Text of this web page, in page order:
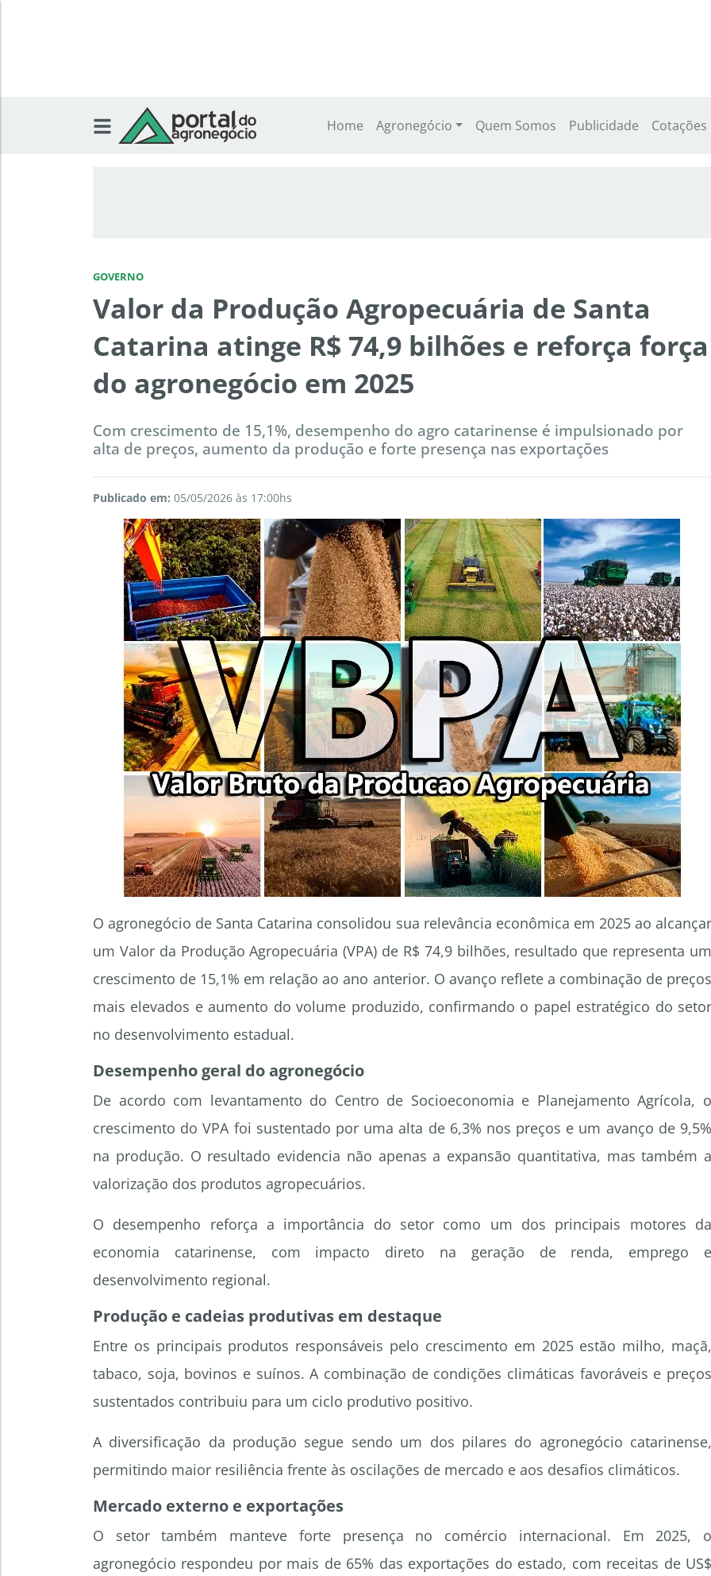
Home Agronegócio Quem Somos Publicidade Cotações
GOVERNO
Valor da Produção Agropecuária de Santa
Catarina atinge R$ 74,9 bilhões e reforça força
do agronegócio em 2025
Com crescimento de 15,1%, desempenho do agro catarinense é impulsionado por
alta de preços, aumento da produção e forte presença nas exportações
Publicado em: 05/05/2026 às 17:00hs
O agronegócio de Santa Catarina consolidou sua relevância econômica em 2025 ao alcançar
um Valor da Produção Agropecuária (VPA) de R$ 74,9 bilhões, resultado que representa um
crescimento de 15,1% em relação ao ano anterior. O avanço reflete a combinação de preços
mais elevados e aumento do volume produzido, confirmando o papel estratégico do setor
no desenvolvimento estadual.
Desempenho geral do agronegócio
De acordo com levantamento do Centro de Socioeconomia e Planejamento Agrícola, o
crescimento do VPA foi sustentado por uma alta de 6,3% nos preços e um avanço de 9,5%
na produção. O resultado evidencia não apenas a expansão quantitativa, mas também a
valorização dos produtos agropecuários.
O desempenho reforça a importância do setor como um dos principais motores da
economia catarinense, com impacto direto na geração de renda, emprego e
desenvolvimento regional.
Produção e cadeias produtivas em destaque
Entre os principais produtos responsáveis pelo crescimento em 2025 estão milho, maçã,
tabaco, soja, bovinos e suínos. A combinação de condições climáticas favoráveis e preços
sustentados contribuiu para um ciclo produtivo positivo.
A diversificação da produção segue sendo um dos pilares do agronegócio catarinense,
permitindo maior resiliência frente às oscilações de mercado e aos desafios climáticos.
Mercado externo e exportações
O setor também manteve forte presença no comércio internacional. Em 2025, o
agronegócio respondeu por mais de 65% das exportações do estado, com receitas de US$